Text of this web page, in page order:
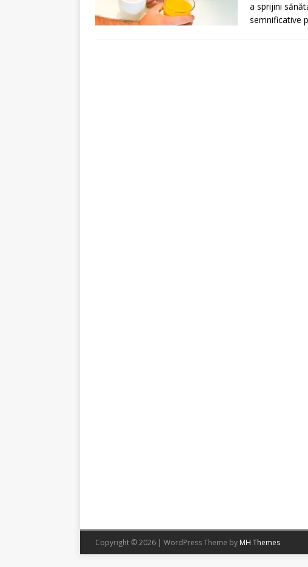
a sprijini
semnificative
Copyright © 2026 | WordPress Theme by MH Themes